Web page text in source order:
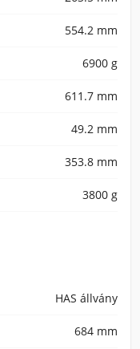
554.2 mm
6900 g
611.7 mm
49.2 mm
353.8 mm
3800 g
HAS állvány
684 mm